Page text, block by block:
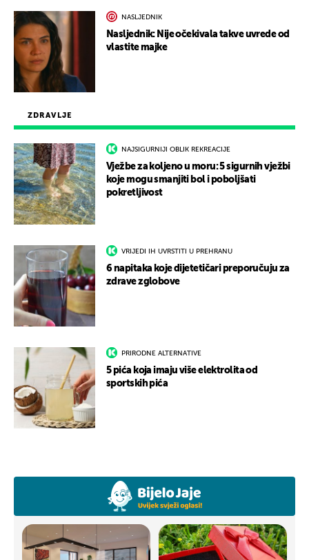
ZDRAVLJE
NAJSIGURNIJI OBLIK REKREACIJE
Vježbe za koljeno u moru: 5 sigurnih vježbi
koje mogu smanjiti bol i poboljšati
pokretljivost
VRIJEDI IH UVRSTITI U PREHRANU
6 napitaka koje dijetetičari preporučuju za
zdrave zglobove
PRIRODNE ALTERNATIVE
5 pića koja imaju više elektrolita od
sportskih pića
NASLJEDNIK
Nasljednik: Nije očekivala takve uvrede od
vlastite majke